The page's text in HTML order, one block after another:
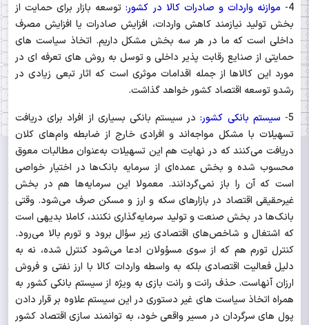
4-
موازنه واردات و صادرات کالا در کشور:توسعه بازار برای حمایت از
بخش تولید نیازمند کاهش واردات، افزایش صادرات یا افزایش مصرف
داخلی است که ما در هر سه بخش مشکل داریم. اتخاذ سیاست های
حمایتی از صنایع رقابت پذیر داخلی و توسل به روش های تعرفه ای در
مورد این کالاها از جمله اقدامات موثری است که اثار تبعی زیادی در
رشدو توسعه اقتصاد کشور خواهد گذاشت.
5- سیستم بانکی کشور:در سیستم بانکی بسیاری از افراد برای دریافت
تسهیلات با مشکل مواجه‌اند و افرادی خارج از ضابطه وام‌های کلان
دریافت می‌کنند که در نهایت هم این تسهیلات به‌عنوان مطالبات معوق
محسوب شده و بخش عمده‌ای از سرمایه بانک‌ها در اختیار خواصی
است که آن را باز نمی‌گردانند. معمولا این سرمایه‌ها هم در بخش
غیرحقیقی اقتصاد در بازارهای سکه و ارز و مسکن صرف می‌شود. وقتی
بانک‌ها در بخش صنعت و تولید سرمایه‌گذاری نکنند، کاملا بدیهی است
که اشتغال و شاخص‌های اقتصادی زیر سؤال برود و تورم بالا می‌رود.
کنترل تورم هم که از سوی مسؤولان ادعا می‌شود کنترل شده، نه به
دلیل فعالیت اقتصادی بلکه به واسطه واردات کالا با ارز نفتی و فروش
ارزان آنهاست. حذف رانت و رانت بازی به ویژه از سیستم بانکی کشور به
همراه اتخاذ سیاست های غیر دستوری در این سیستم علاوه بر قرار دادن
پول های سرگردان در مسیر واقعی خود، به توانمند سازی اقتصاد کشور